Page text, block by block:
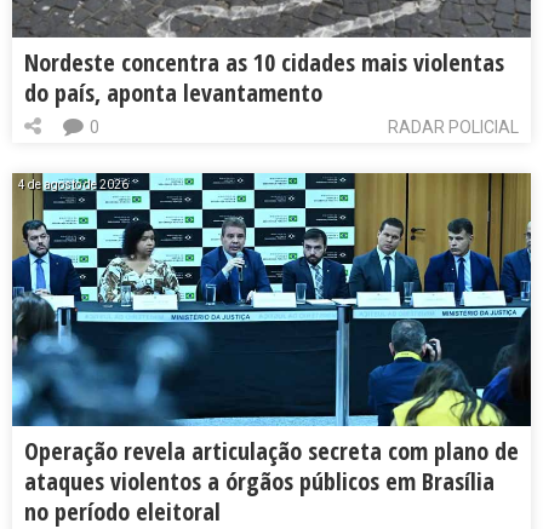
Nordeste concentra as 10 cidades mais violentas
do país, aponta levantamento
RADAR POLICIAL
0
4 de agosto de 2026
Operação revela articulação secreta com plano de
ataques violentos a órgãos públicos em Brasília
no período eleitoral